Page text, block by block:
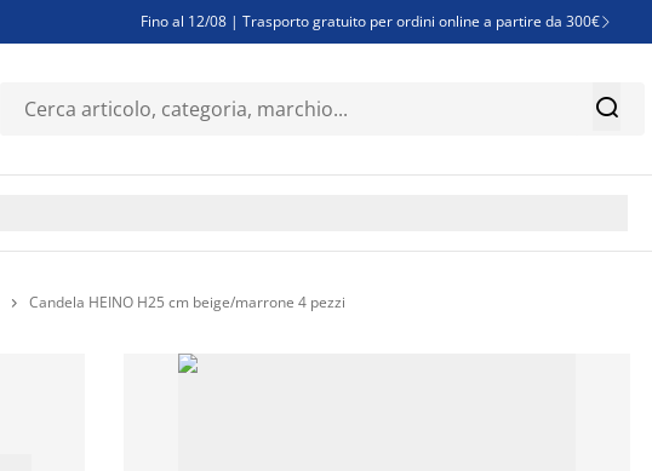
Fino al 12/08 | Trasporto gratuito per ordini online a partire da 300€ 
Finanziamenti - Scegli il piano di rimborso più adatto a te 
 Candela HEINO H25 cm beige/marrone 4 pezzi